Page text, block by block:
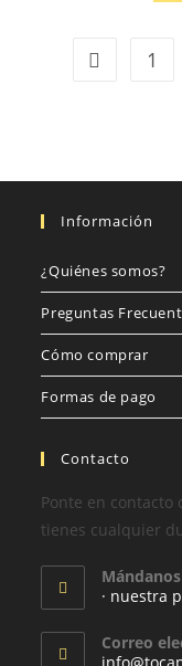
1
Información
¿Quiénes somos?
Preguntas
Cómo comprar
Formas de pago
Contacto
Ponte en contacto
tienes cualquier
· nuestra
Correo